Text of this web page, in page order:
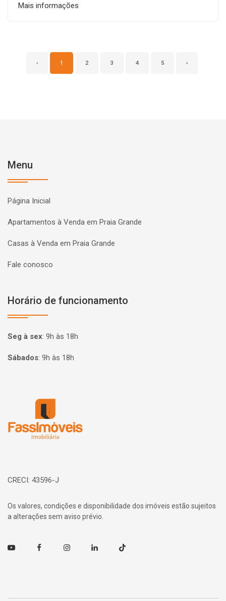
Mais informações
‹ 1 2 3 4 5 ›
Menu
Página Inicial
Apartamentos à Venda em Praia Grande
Casas à Venda em Praia Grande
Fale conosco
Horário de funcionamento
Seg à sex: 9h às 18h
Sábados: 9h às 18h
CRECI: 43596-J
Os valores, condições e disponibilidade dos imóveis estão sujeitos
a alterações sem aviso prévio.
Youtube FacebookInstagramLinkedin TikTok